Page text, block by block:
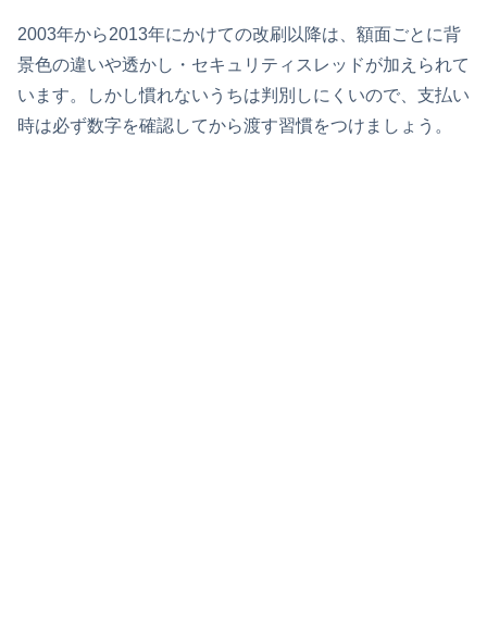
2003年から2013年にかけての改刷以降は、額面ごとに背
景色の違いや透かし・セキュリティスレッドが加えられて
います。しかし慣れないうちは判別しにくいので、支払い
時は必ず数字を確認してから渡す習慣をつけましょう。